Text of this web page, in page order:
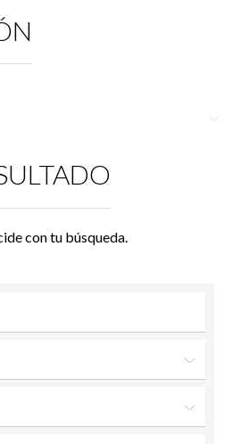
con tu búsqueda.